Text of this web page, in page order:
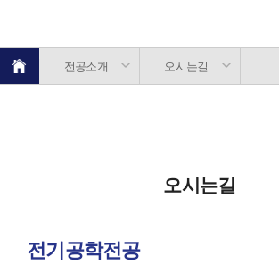
전공소개 오시는길
오시는길
전기공학전공